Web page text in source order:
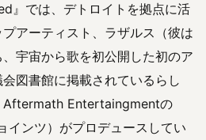
』では、デトロイトを拠点に活
アーティスト、ラザルス（彼は
宇宙から歌を初公開した初のア
図書館に掲載されているらし
Aftermath Entertaingmentの
ンツ）がプロデュースしてい